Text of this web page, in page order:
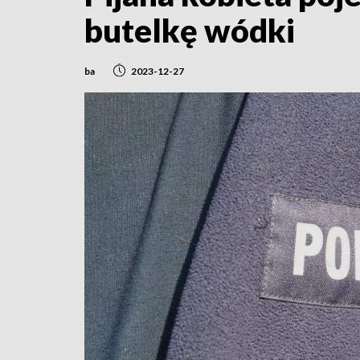
butelkę wódki
ba 2023-12-27